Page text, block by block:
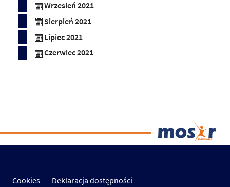
Wrzesień 2021
Sierpień 2021
Lipiec 2021
Czerwiec 2021
Cookies Deklaracja dostępności